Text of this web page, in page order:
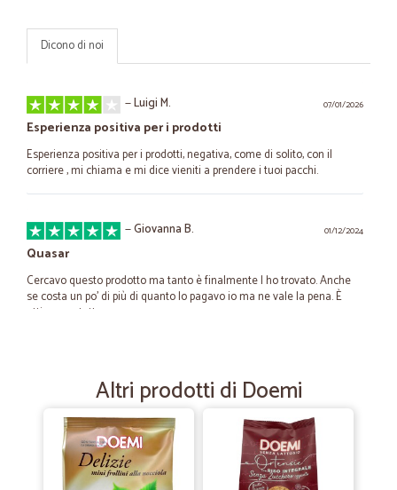
Dicono di noi
07/01/2026
—Luigi M.
Esperienza positiva per i prodotti
Esperienza positiva per i prodotti, negativa, come di solito, con il
corriere , mi chiama e mi dice vieniti a prendere i tuoi pacchi.
01/12/2024
—Giovanna B.
Quasar
Cercavo questo prodotto ma tanto è finalmente l ho trovato. Anche
se costa un po' di più di quanto lo pagavo io ma ne vale la pena. È
ottimo per tutto
E' da almeno un anno che mi servo da…
E' da almeno un anno che mi servo da Cicalia, più o meno
regolarmente. Avendo difficoltà di spostamenti, mi arriva tutto a casa,
senza problemi. E' più caro rispetto a un supermercato fisico, ma con
l'ampia scelta di prodotti riesco lo stesso a fare una spesa completa
Altri prodotti di Doemi